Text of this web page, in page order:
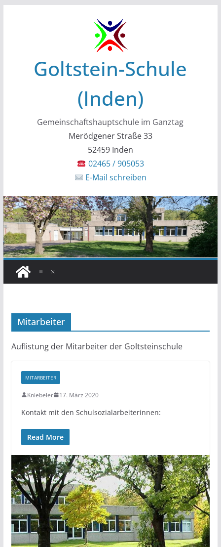
Goltstein-Schule
(Inden)
Gemeinschaftshauptschule im Ganztag
Merödgener Straße 33
52459 Inden
02465 / 905053
E-Mail schreiben
Mitarbeiter
Auflistung der Mitarbeiter der Goltsteinschule
MITARBEITER
Kniebeler 17. März 2020
Kontakt mit den Schulsozialarbeiterinnen:
Read More